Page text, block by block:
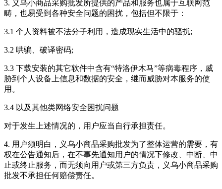
3. 义乌小商品采购批发所提供的产品和服务也属于互联网范
畴，也易受到各种安全问题的困扰，包括但不限于：
3.1 个人资料被不法分子利用，造成现实生活中的骚扰;
3.2 哄骗、破译密码;
3.3 下载安装的其它软件中含有“特洛伊木马”等病毒程序，威
胁到个人设备上信息和数据的安全，继而威胁对本服务的使
用。
3.4 以及其他类网络安全困扰问题
对于发生上述情况的，用户应当自行承担责任。
4. 用户须明白， 义乌小商品采购批发为了整体运营的需要，有
权在公告通知后，在不事先通知用户的情况下修改、中断、中
止或终止服务，而无须向用户或第三方负责， 义乌小商品采购
批发不承担任何赔偿责任。